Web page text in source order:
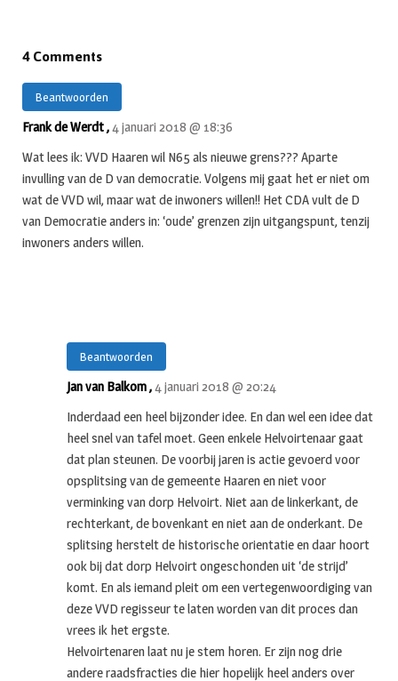
4 Comments
Beantwoorden
Frank de Werdt ,4 januari 2018 @ 18:36
Wat lees ik: VVD Haaren wil N65 als nieuwe grens??? Aparte
invulling van de D van democratie. ‪Volgens mij gaat het er niet om
wat de VVD wil, maar wat de inwoners willen!! Het CDA vult de D
van Democratie anders in: ‘oude’ grenzen zijn uitgangspunt, tenzij
inwoners anders willen.
Beantwoorden
Jan van Balkom ,4 januari 2018 @ 20:24
Inderdaad een heel bijzonder idee. En dan wel een idee dat
heel snel van tafel moet. Geen enkele Helvoirtenaar gaat
dat plan steunen. De voorbij jaren is actie gevoerd voor
opsplitsing van de gemeente Haaren en niet voor
verminking van dorp Helvoirt. Niet aan de linkerkant, de
rechterkant, de bovenkant en niet aan de onderkant. De
splitsing herstelt de historische orientatie en daar hoort
ook bij dat dorp Helvoirt ongeschonden uit ‘de strijd’
komt. En als iemand pleit om een vertegenwoordiging van
deze VVD regisseur te laten worden van dit proces dan
vrees ik het ergste.
Helvoirtenaren laat nu je stem horen. Er zijn nog drie
andere raadsfracties die hier hopelijk heel anders over